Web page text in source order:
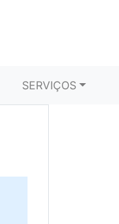
SERVIÇOS